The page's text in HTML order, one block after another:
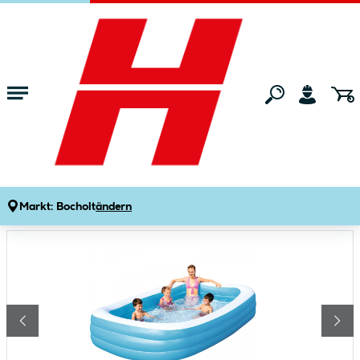
Zum Hauptinhalt springen
Markt: Bocholtändern
Gartenmarkt Pools & Zubehör
Familypool 183 x 305 cm